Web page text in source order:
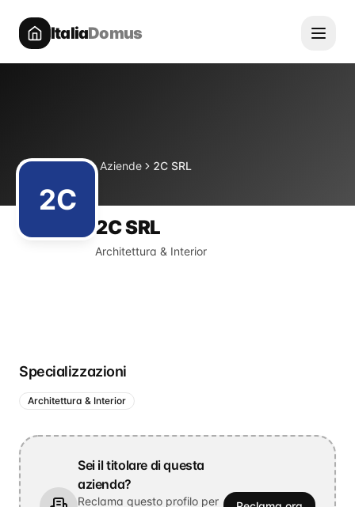
ItaliaDomus
HomeDirectory Aziende 2C SRL
2C
2C SRL
Architettura & Interior
Specializzazioni
Architettura & Interior
Sei il titolare di questa
azienda?
Reclama questo profilo per